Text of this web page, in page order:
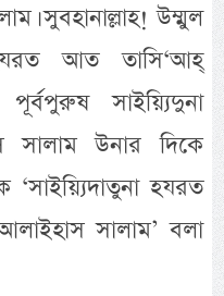
সুবহানাল্লাহ! উম্মুল
হযরত আত তাসি‘আহ্
সাইয়্যিদুনা
সালাম উনার দিকে
হযরত
সালাম’ বলা